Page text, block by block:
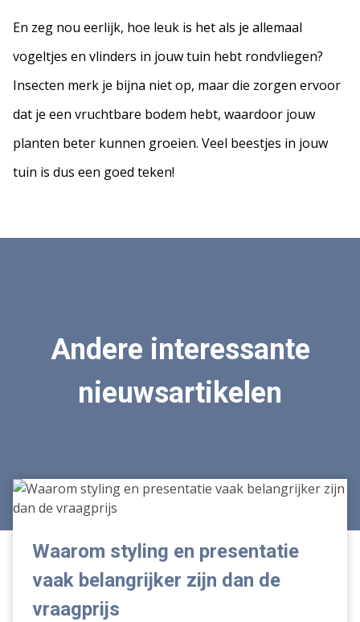
En zeg nou eerlijk, hoe leuk is het als je allemaal
vogeltjes en vlinders in jouw tuin hebt rondvliegen?
Insecten merk je bijna niet op, maar die zorgen ervoor
dat je een vruchtbare bodem hebt, waardoor jouw
planten beter kunnen groeien. Veel beestjes in jouw
tuin is dus een goed teken!
Andere interessante
nieuwsartikelen
Waarom
styling
en
presentatie
belangrijker
zijn
Waarom styling en presentatie
vaak belangrijker zijn dan de
vraagprijs